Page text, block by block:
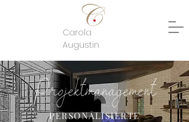
Carola
Augustin
Projektmanagement
PERSONALISIERTE